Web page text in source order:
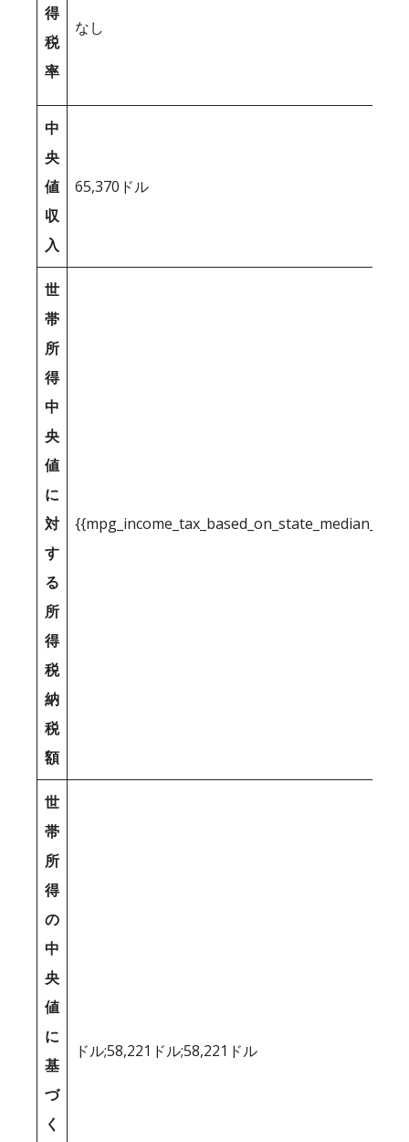
得
税
率
なし
中
央
値
収
入
65,370ドル
世
帯
所
得
中
央
値
に
対
す
る
所
得
税
納
税
額
世
帯
所
得
の
中
央
値
に
基
づ
く
ドル;58,221ドル;58,221ドル